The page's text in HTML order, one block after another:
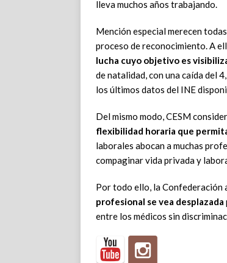
lleva muchos años trabajando.
Mención especial merecen
proceso de reconocimiento. A
lucha cuyo objetivo es
de natalidad, con una caída del
los últimos datos del INE
Del mismo modo, CESM
flexibilidad horaria que
laborales abocan a muchas
compaginar vida privada y
Por todo ello, la Confederación
profesional se vea desplazada
entre los médicos sin